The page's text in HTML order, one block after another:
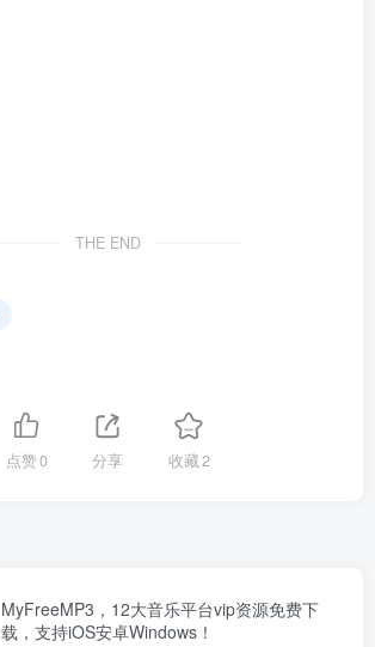
THE END
点赞0 分享 收藏2
MyFreeMP3，12大音乐平台vip资源免费下
载，支持iOS安卓Windows！